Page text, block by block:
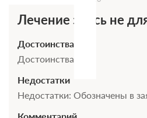
Стандартный 2
корпус 2,3
Лечение здесь не
Достоинства
Достоинства: Нет
Недостатки
Недостатки: Обозначены в